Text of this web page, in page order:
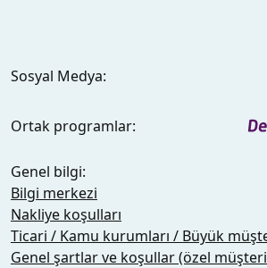
Sosyal Medya:
Ortak programlar:
Genel bilgi:
Bilgi merkezi
Nakliye koşulları
Ticari / Kamu kurumları / Büyük
Genel şartlar ve koşullar (özel